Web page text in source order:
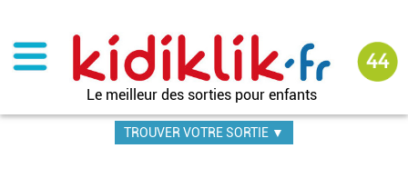
contenu
principal
Le meilleur des sorties pour enfants
TROUVER VOTRE SORTIE ▼